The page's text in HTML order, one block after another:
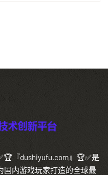
『dushiyufu.com』🏆✅是
国内游戏玩家打造的全球最